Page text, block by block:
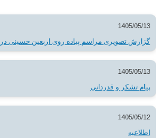
1405/05/13
گزارش تصویری مراسم پیاده روی اربعین حسینی
1405/05/13
پیام تشکر و قدردانی
1405/05/12
اطلاعیه